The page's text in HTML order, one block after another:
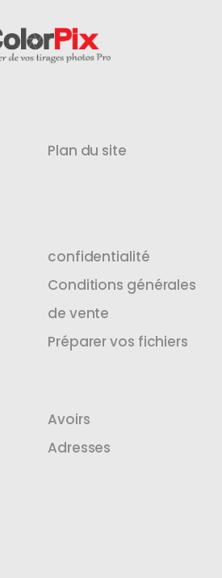
Plan du site
confidentialité
Conditions générales
de vente
Préparer vos fichiers
Avoirs
Adresses